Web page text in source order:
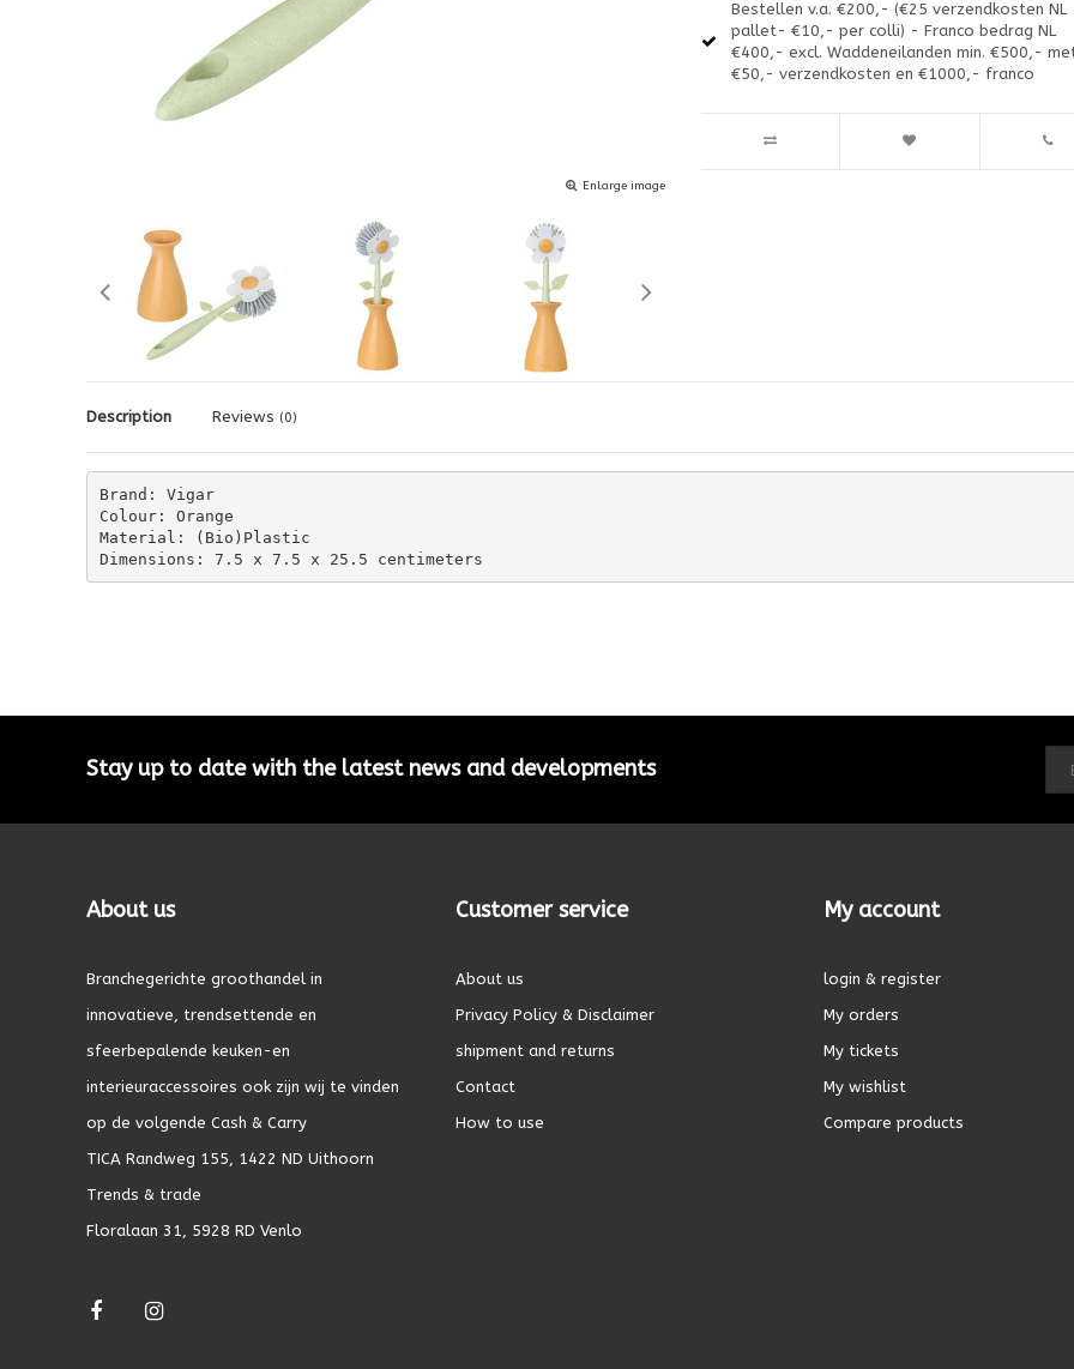
Enlarge image
Bestellen v.a. €200,- (€25 verzendkosten NL
pallet- €10,- per colli) - Franco bedrag NL
€400,- excl. Waddeneilanden min. €500,-
€50,- verzendkosten en €1000,- franco
Description Reviews (0)
Brand: Vigar
Colour: Orange
Material: (Bio)Plastic
Dimensions: 7.5 x 7.5 x 25.5 centimeters
Stay up to date with the latest news and developments
About us
Branchegerichte groothandel in
innovatieve, trendsettende en
sfeerbepalende keuken-en
interieuraccessoires ook zijn wij te vinden
op de volgende Cash & Carry
TICA Randweg 155, 1422 ND Uithoorn
Trends & trade
Floralaan 31, 5928 RD Venlo
Customer service
About us
Privacy Policy & Disclaimer
shipment and returns
Contact
How to use
My account
login & register
My orders
My tickets
My wishlist
Compare products